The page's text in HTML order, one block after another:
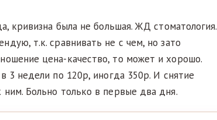
кривизна была не большая. ЖД стоматология.
т.к. сравнивать не с чем, но зато
цена-качество, то может и хорошо.
3 недели по 120р, иногда 350р. И снятие
Больно только в первые два дня.